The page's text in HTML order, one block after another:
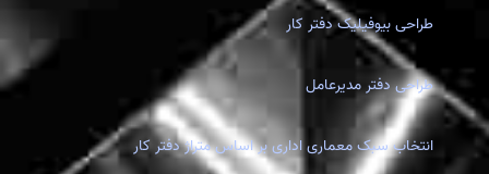
طراحی بیوفیلیک دفتر کار
طراحی دفتر مدیرعامل
انتخاب سبک معماری اداری بر اساس متراژ دفتر کار